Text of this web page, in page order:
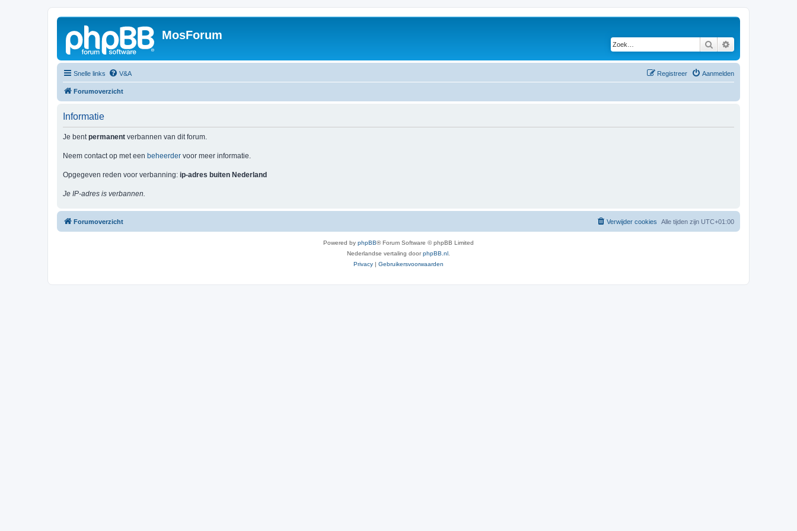
MosForum
Zoek
Snelle links V&A Aanmelden
Registreer
Forumoverzicht
Informatie
Je bentpermanent verbannen van dit forum.
Neem contact op met een beheerder voor meer informatie.
Opgegeven reden voor verbanning: ip-adres buiten Nederland
Je IP-adres is verbannen.
Forumoverzicht Alle tijden zijn UTC+01:00
Verwijder cookies
Powered by phpBB® Forum Software © phpBB Limited
Nederlandse vertaling doorphpBB.nl
Privacy | Gebruikersvoorwaarden